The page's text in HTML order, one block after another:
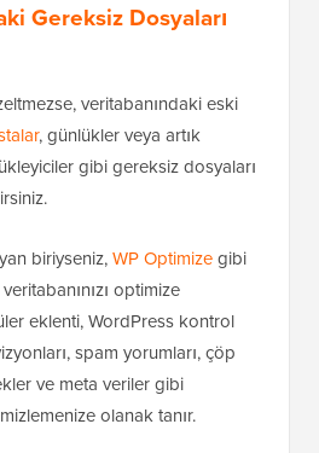
Gereksiz Dosyaları
veritabanındaki eski
, günlükler veya artık
gibi gereksiz dosyaları
biriyseniz,WP Optimizegibi
optimize
eklenti, WordPress kontrol
spam yorumları, çöp
ve meta veriler gibi
olanak tanır.